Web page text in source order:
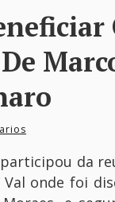
da
onde foi